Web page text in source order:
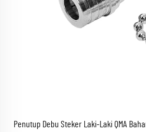
Penutup Debu Steker Laki-Laki QMA